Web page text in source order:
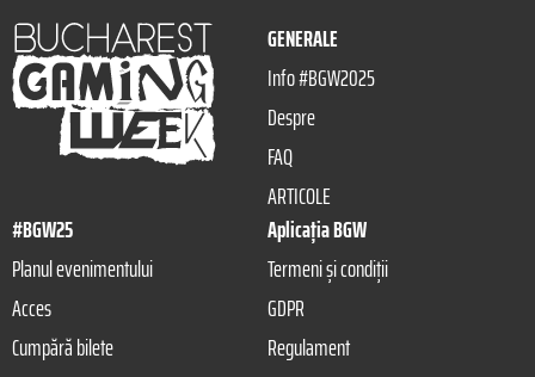
GENERALE
Info #BGW2025
Despre
FAQ
ARTICOLE
#BGW25
Planul evenimentului
Acces
Cumpără bilete
Aplicația BGW
Termeni și condiții
GDPR
Regulament